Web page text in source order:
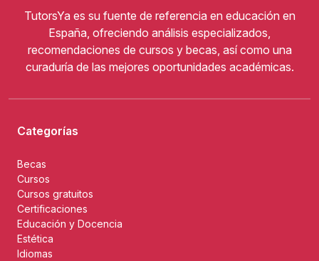
TutorsYa es su fuente de referencia en educación en
España, ofreciendo análisis especializados,
recomendaciones de cursos y becas, así como una
curaduría de las mejores oportunidades académicas.
Categorías
Becas
Cursos
Cursos gratuitos
Certificaciones
Educación y Docencia
Estética
Idiomas